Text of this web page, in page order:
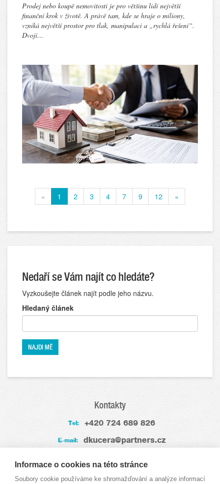
Prodej nebo koupě nemovitosti je pro většinu lidí největší
finanční krok v životě. A právě tam, kde se hraje o miliony,
vzniká největší prostor pro tlak, manipulaci a „rychlá řešení“.
Dvojí…
« 1 2 3 4 7 9 12 »
Nedaří se Vám najít co hledáte?
Vyzkoušejte článek najít podle jeho názvu.
Hledaný článek
Kontakty
Tel: +420 724 689 826
E-mail: dkucera@partners.cz
Zkušenosti
Informace o cookies na této stránce
Soubory cookie používáme ke shromažďování a analýze informací